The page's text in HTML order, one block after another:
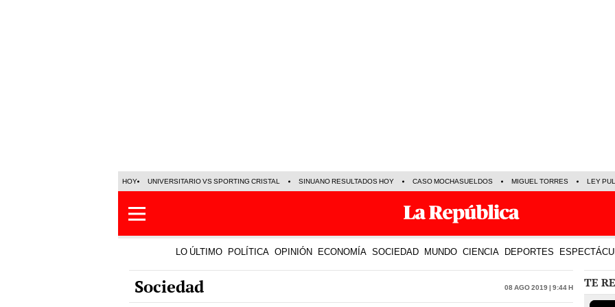
HOY UNIVERSITARIO VS SPORTING CRISTAL SINUANO RESULTADOS HOY CASO MOCHASUELDOS MIGUEL TORRES LEY
LO ÚLTIMO POLÍTICA OPINIÓN ECONOMÍA SOCIEDAD MUNDO CIENCIA DEPORTES
Sociedad 08 Ago 2019 | 9:44 h TE